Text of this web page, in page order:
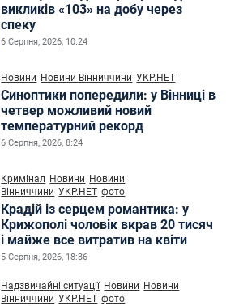
викликів «103» на добу через
спеку
6 Серпня, 2026, 10:24
Новини Новини Вінниччини УКР.НЕТ
Синоптики попередили: у Вінниці в
четвер можливий новий
температурний рекорд
6 Серпня, 2026, 8:24
Кримінал Новини Новини
Вінниччини УКР.НЕТ фото
Крадій із серцем романтика: у
Крижополі чоловік вкрав 20 тисяч
і майже все витратив на квіти
5 Серпня, 2026, 18:36
Надзвичайні ситуації Новини Новини
Вінниччини УКР.НЕТ фото